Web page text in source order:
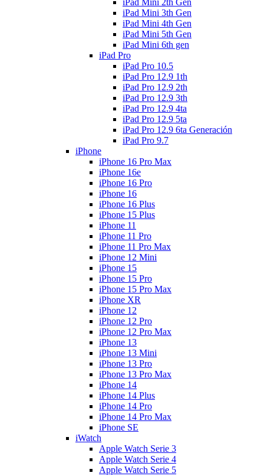
iPad Mini 2th Gen
iPad Mini 3th Gen
iPad Mini 4th Gen
iPad Mini 5th Gen
iPad Mini 6th gen
iPad Pro
iPad Pro 10.5
iPad Pro 12.9 1th
iPad Pro 12.9 2th
iPad Pro 12.9 3th
iPad Pro 12.9 4ta
iPad Pro 12.9 5ta
iPad Pro 12.9 6ta Generación
iPad Pro 9.7
iPhone
iPhone 16 Pro Max
iPhone 16e
iPhone 16 Pro
iPhone 16
iPhone 16 Plus
iPhone 15 Plus
iPhone 11
iPhone 11 Pro
iPhone 11 Pro Max
iPhone 12 Mini
iPhone 15
iPhone 15 Pro
iPhone 15 Pro Max
iPhone XR
iPhone 12
iPhone 12 Pro
iPhone 12 Pro Max
iPhone 13
iPhone 13 Mini
iPhone 13 Pro
iPhone 13 Pro Max
iPhone 14
iPhone 14 Plus
iPhone 14 Pro
iPhone 14 Pro Max
iPhone SE
iWatch
Apple Watch Serie 3
Apple Watch Serie 4
Apple Watch Serie 5